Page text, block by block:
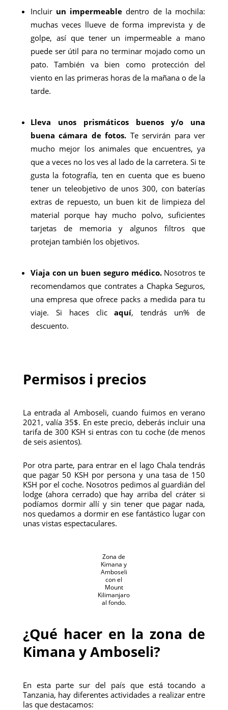
Incluir un impermeable dentro de la mochila:
muchas veces llueve de forma imprevista y de
golpe, así que tener un impermeable a mano
puede ser útil para no terminar mojado como un
pato. También va bien como protección del
viento en las primeras horas de la mañana o de la
tarde.
Lleva unos prismáticos buenos y/o una
buena cámara de fotos. Te servirán para ver
mucho mejor los animales que encuentres, ya
que a veces no los ves al lado de la carretera. Si te
gusta la fotografía, ten en cuenta que es bueno
tener un teleobjetivo de unos 300, con baterías
extras de repuesto, un buen kit de limpieza del
material porque hay mucho polvo, suficientes
tarjetas de memoria y algunos filtros que
protejan también los objetivos.
Viaja con un buen seguro médico. Nosotros te
recomendamos que contrates a Chapka Seguros,
una empresa que ofrece packs a medida para tu
viaje. Si haces clic
aquí, tendrás un% de
descuento.
Permisos i precios
La entrada al Amboseli, cuando fuimos en verano
2021, valía 35$. En este precio, deberás incluir una
tarifa de 300 KSH si entras con tu coche (de menos
de seis asientos).
Por otra parte, para entrar en el lago Chala tendrás
que pagar 50 KSH por persona y una tasa de 150
KSH por el coche. Nosotros pedimos al guardián del
lodge (ahora cerrado) que hay arriba del cráter si
podíamos dormir allí y sin tener que pagar nada,
nos quedamos a dormir en ese fantástico lugar con
unas vistas espectaculares.
Zona de
Kimana y
Amboseli
con el
Mount
Kilimanjaro
al fondo.
¿Qué hacer en la zona de
Kimana y Amboseli?
En esta parte sur del país que está tocando a
Tanzania, hay diferentes actividades a realizar entre
las que destacamos: